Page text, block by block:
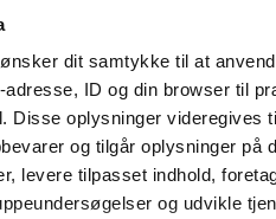
ønsker dit samtykke til at
adresse, ID og din browser til
Disse oplysninger videregives
og tilgår oplysninger på
levere tilpasset indhold,
og udvikle